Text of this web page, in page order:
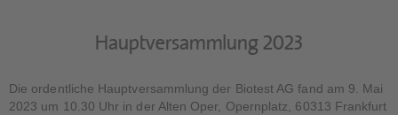
Hauptversammlung 2023
Die ordentliche Hauptversammlung der Biotest AG fand am 9. Mai
2023 um 10.30 Uhr in der Alten Oper, Opernplatz, 60313 Frankfurt